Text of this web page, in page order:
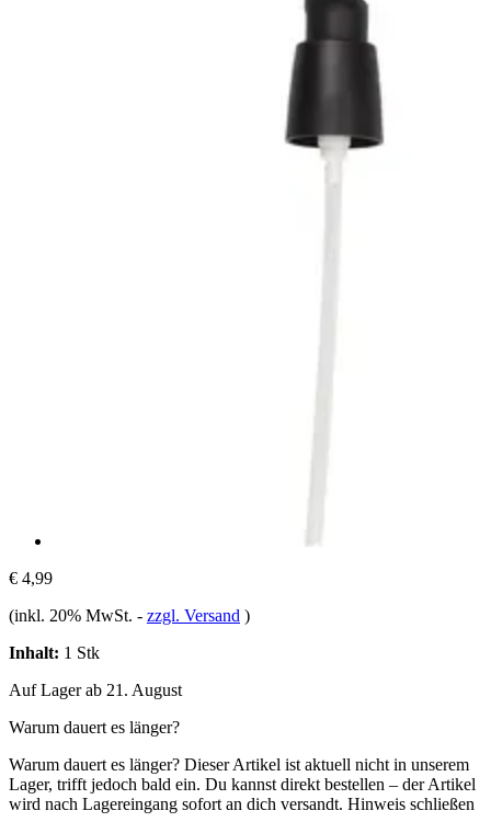
€ 4,99
(inkl. 20% MwSt. - zzgl. Versand )
Inhalt: 1 Stk
Auf Lager ab 21. August
Warum dauert es länger?
Warum dauert es länger? Dieser Artikel ist aktuell nicht in unserem
Lager, trifft jedoch bald ein. Du kannst direkt bestellen – der Artikel
wird nach Lagereingang sofort an dich versandt. Hinweis schließen